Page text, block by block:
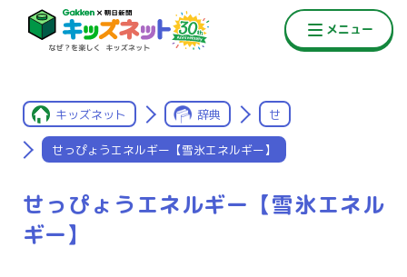
キッズネット 辞典 せ
せっぴょうエネルギー【雪氷エネルギー】
せっぴょうエネルギー【雪氷エネル
ギー】